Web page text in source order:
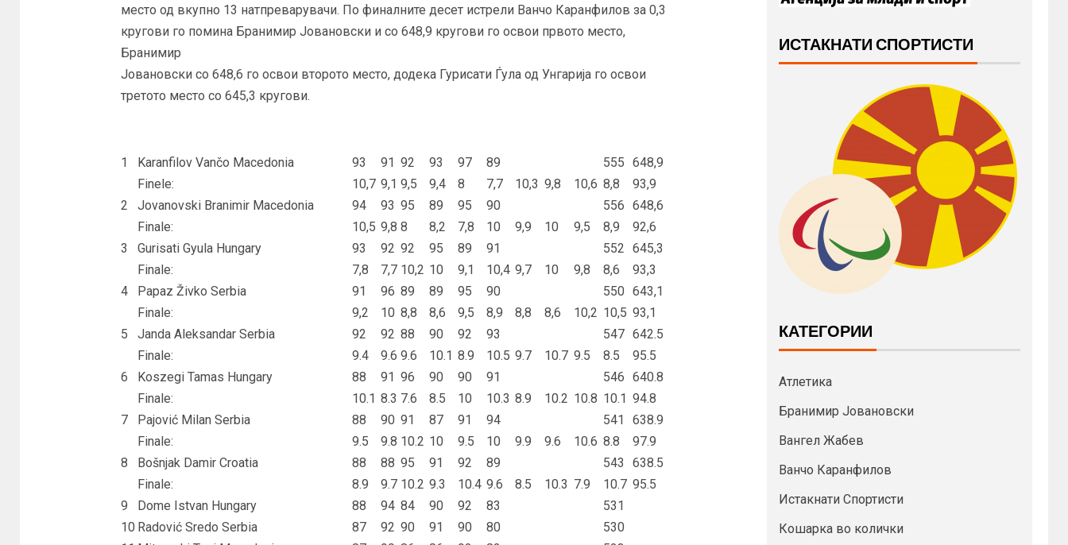
место од вкупно 13 натпреварувачи. По финалните десет истрели Ванчо Каранфилов за 0,3
кругови го помина Бранимир Јовановски и со 648,9 кругови го освои првото место,
Бранимир
Јовановски со 648,6 го освои второто место, додека Гурисати Ѓула од Унгарија го освои
третото место со 645,3 кругови.
1 Karanfilov Vančo Macedonia 93 91 92 93 97 89 555 648,9
Finele:
10,7 9,1 9,5 9,4 8 7,7 10,3 9,8 10,6 8,8
93,9
2
Jovanovski Branimir Macedonia 94 93 95 89 95 90 556 648,6
Finale:
10,5 9,8 8 8,2 7,8 10 9,9 10 9,5 8,9
92,6
3
Gurisati Gyula Hungary 93 92 92 95 89 91 552 645,3
Finale:
7,8 7,7 10,2 10 9,1 10,4 9,7 10 9,8 8,6
93,3
4
Papaz Živko Serbia 91 96 89 89 95 90 550 643,1
Finale:
9,2 10 8,8 8,6 9,5 8,9 8,8 8,6 10,2 10,5 93,1
5
Janda Aleksandar Serbia 92 92 88 90 92 93 547 642.5
Finale:
9.4 9.6 9.6 10.1 8.9 10.5 9.7 10.7 9.5 8.5
95.5
6
Koszegi Tamas Hungary 88 91 96 90 90 91 546 640.8
Finale:
10.1 8.3 7.6 8.5 10 10.3 8.9 10.2 10.8 10.1 94.8
7
Pajović Milan Serbia 88 90 91 87 91 94 541
638.9
Finale:
9.5 9.8 10.2 10 9.5 10 9.9 9.6 10.6 8.8
97.9
8
Bošnjak Damir Croatia 88 88 95 91 92 89 543
638.5
Finale:
8.9 9.7 10.2 9.3 10.4 9.6 8.5 10.3 7.9 10.7 95.5
9
Dome Istvan Hungary 88 94 84 90 92 83
531
10 Radović Sredo Serbia 87 92 90 91 90 80
530
ИСТАКНАТИ СПОРТИСТИ
КАТЕГОРИИ
Атлетика
Бранимир Јовановски
Вангел Жабев
Ванчо Каранфилов
Истакнати Спортисти
Кошарка во колички